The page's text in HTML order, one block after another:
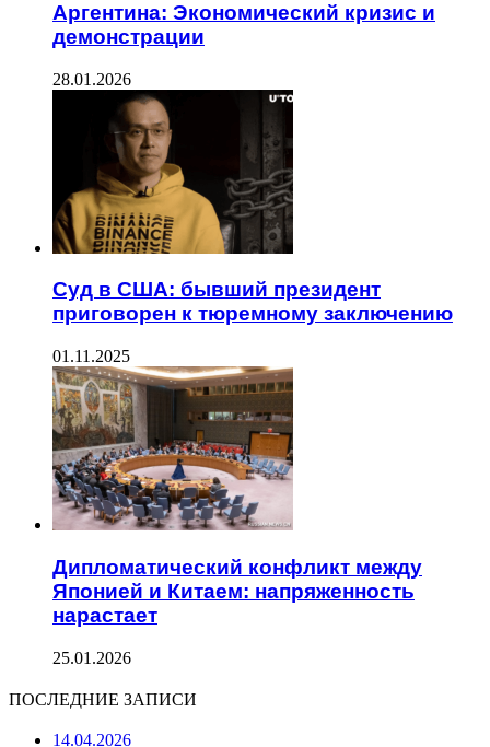
Аргентина: Экономический кризис и
демонстрации
28.01.2026
Суд в США: бывший президент
приговорен к тюремному заключению
01.11.2025
Дипломатический конфликт между
Японией и Китаем: напряженность
нарастает
25.01.2026
ПОСЛЕДНИЕ ЗАПИСИ
14.04.2026